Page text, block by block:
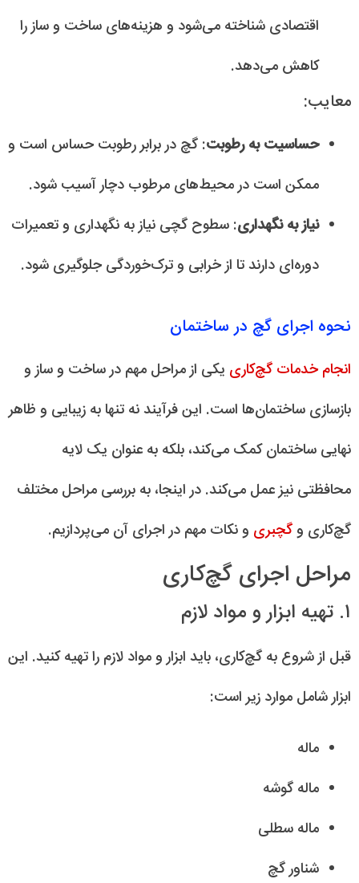
اقتصادی شناخته می‌شود و هزینه‌های ساخت و ساز را
کاهش می‌دهد.
معایب:
حساسیت به رطوبت: گچ در برابر رطوبت حساس است و
ممکن است در محیط‌های مرطوب دچار آسیب شود.
نیاز به نگهداری: سطوح گچی نیاز به نگهداری و تعمیرات
دوره‌ای دارند تا از خرابی و ترک‌خوردگی جلوگیری شود.
نحوه اجرای گچ در ساختمان
انجام خدمات گچ‌کاری یکی از مراحل مهم در ساخت و ساز و
بازسازی ساختمان‌ها است. این فرآیند نه تنها به زیبایی و ظاهر
نهایی ساختمان کمک می‌کند، بلکه به عنوان یک لایه
محافظتی نیز عمل می‌کند. در اینجا، به بررسی مراحل مختلف
گچ‌کاری وگچبری و نکات مهم در اجرای آن می‌پردازیم.
مراحل اجرای گچ‌کاری
۱. تهیه ابزار و مواد لازم
قبل از شروع به گچ‌کاری، باید ابزار و مواد لازم را تهیه کنید. این
ابزار شامل موارد زیر است:
ماله
ماله گوشه
ماله سطلی
شناور گچ